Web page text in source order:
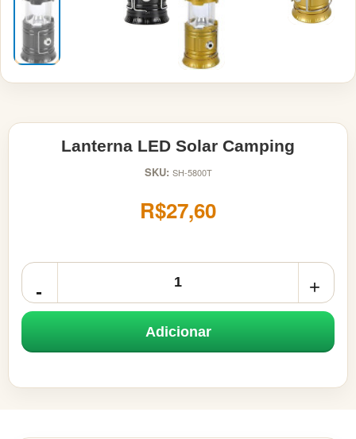
Lanterna LED Solar Camping
SKU: SH-5800T
R$27,60
Adicionar